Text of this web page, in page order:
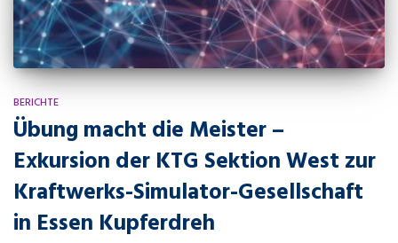
BERICHTE
Übung macht die Meister –
Exkursion der KTG Sektion West zur
Kraftwerks-Simulator-Gesellschaft
in Essen Kupferdreh